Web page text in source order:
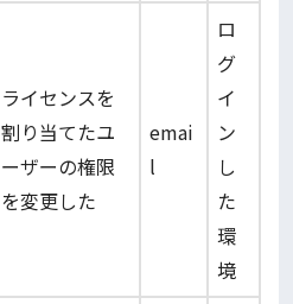
ライセンスを
割り当てたユ
ーザーの権限
を変更した
emai
l
ロ
グ
イ
ン
し
た
環
境